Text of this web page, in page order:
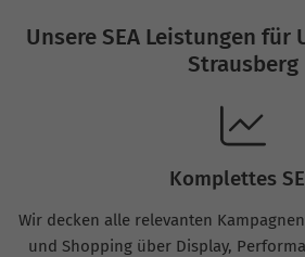
Unsere SEA Leistungen für
Strausberg
Komplettes
Wir decken alle relevanten
und Shopping über Display,